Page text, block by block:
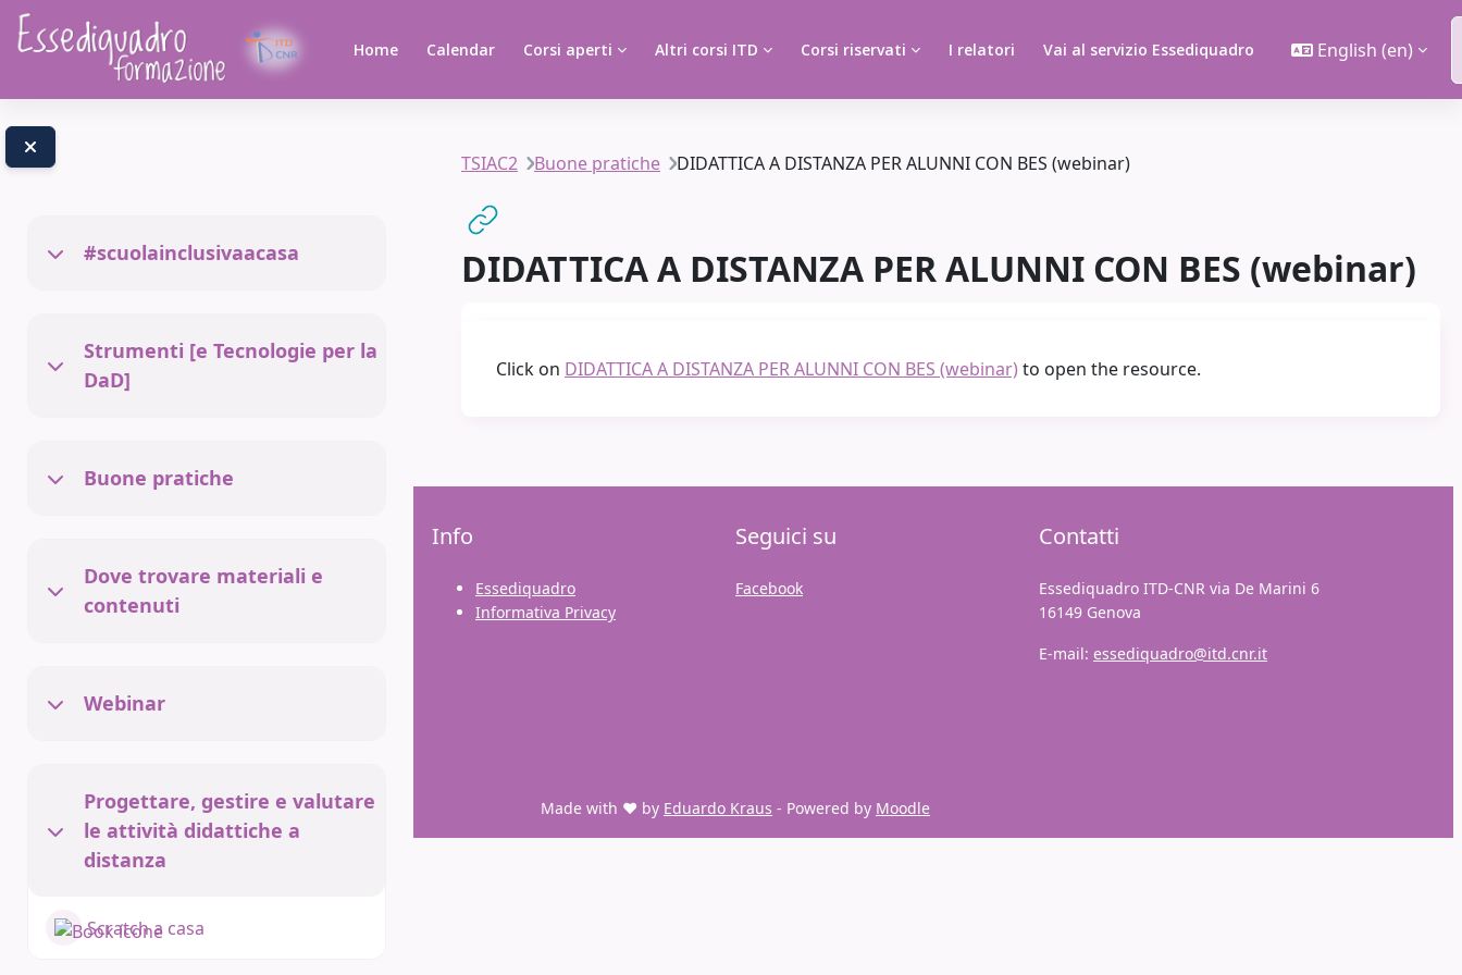
Skip to main content
Home Calendar Corsi aperti Altri corsi ITD Corsi riservati I relatori Vai al servizio Essediquadro English ‎(en)‎
Collapse
#scuolainclusivaacasa
Collapse
Strumenti [e Tecnologie per la
DaD]
Collapse
Buone pratiche
Collapse
Dove trovare materiali e
contenuti
Collapse
Webinar
Collapse
Progettare, gestire e valutare
le attività didattiche a
distanza
Scratch a casa
TSIAC2 Buone pratiche DIDATTICA A DISTANZA PER ALUNNI CON BES (webinar)
DIDATTICA A DISTANZA PER ALUNNI CON BES (webinar)
Click on DIDATTICA A DISTANZA PER ALUNNI CON BES (webinar) to open the resource.
Spazio formazione Essediquadro
gestito dall'Istituto Tecnologie
Amministratore della piattaforma:
Info
Essediquadro
Informativa Privacy
Seguici su
Facebook
Contatti
Essediquadro ITD-CNR via De Marini 6
16149 Genova
E-mail: essediquadro@itd.cnr.it
Made with ❤️ by Eduardo Kraus - Powered by Moodle